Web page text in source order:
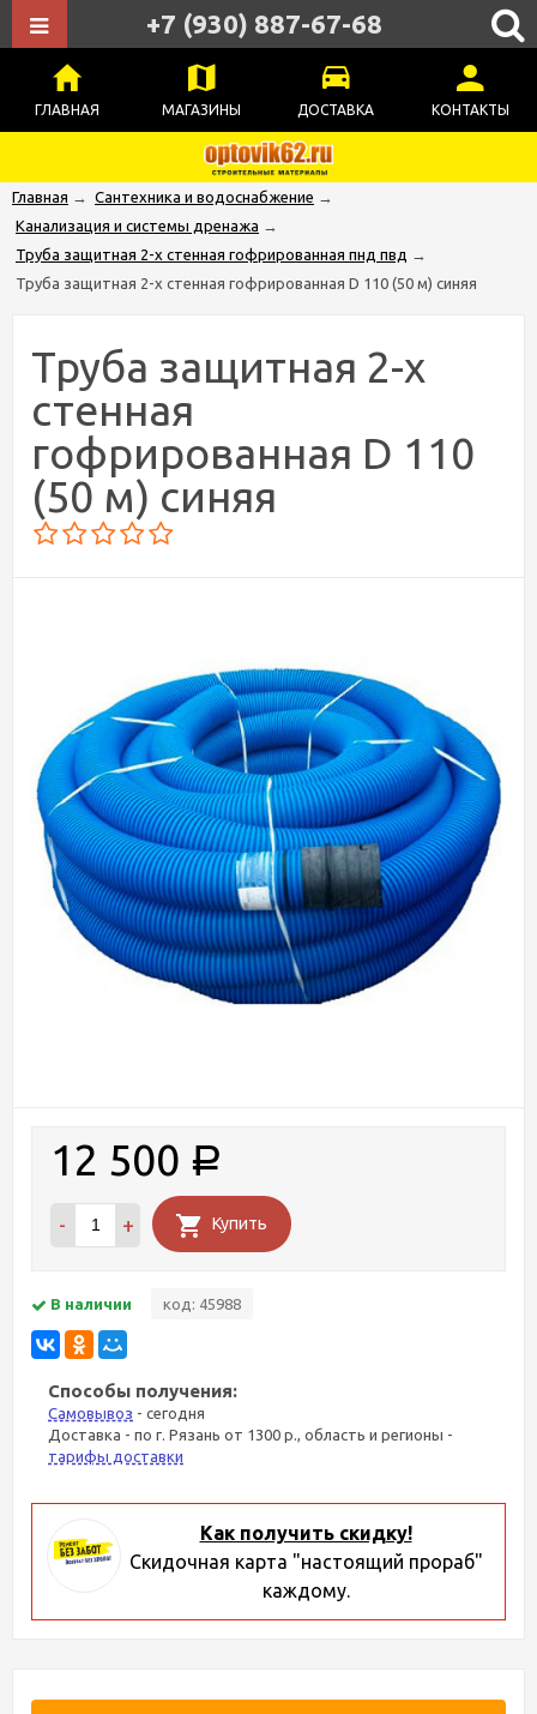
ГЛАВНАЯ МАГАЗИНЫ ДОСТАВКА КОНТАКТЫ
+7 (930) 887-67-68
Главная → Сантехника и водоснабжение →
Канализация и системы дренажа →
Труба защитная 2-х стенная гофрированная пнд пвд →
Труба защитная 2-х стенная гофрированная D 110 (50 м) синяя
Труба защитная 2-х
стенная
гофрированная D 110
(50 м) синяя
12 500 Р
- + Купить
В наличии код: 45988
Способы получения:
Самовывоз - сегодня
Доставка - по г. Рязань от 1300 р., область и регионы -
тарифы доставки
Как получить скидку!
Скидочная карта "настоящий прораб"
каждому.